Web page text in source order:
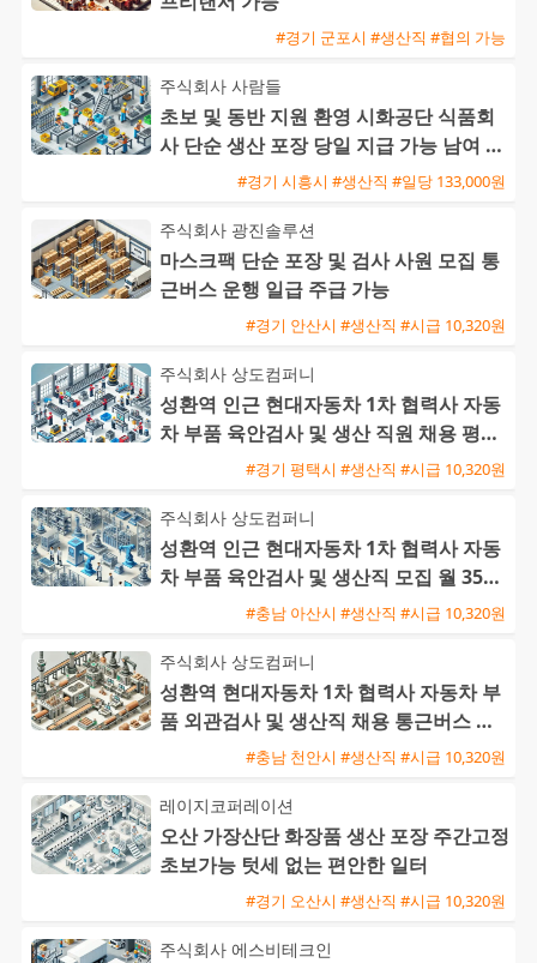
#경기 군포시 #생산직 #협의 가능
주식회사 사람들
초보 및 동반 지원 환영 시화공단 식품회
사 단순 생산 포장 당일 지급 가능 남여 사
#경기 시흥시 #생산직 #일당 133,000원
주식회사 광진솔루션
마스크팩 단순 포장 및 검사 사원 모집 통
근버스 운행 일급 주급 가능
#경기 안산시 #생산직 #시급 10,320원
주식회사 상도컴퍼니
성환역 인근 현대자동차 1차 협력사 자동
차 부품 육안검사 및 생산 직원 채용 평택
통근버스 운행#경기 평택시 #생산직 #시급 10,320원
주식회사 상도컴퍼니
성환역 인근 현대자동차 1차 협력사 자동
차 부품 육안검사 및 생산직 모집 월 350
만에서 400만원#충남 아산시 #생산직 #시급 10,320원
주식회사 상도컴퍼니
성환역 현대자동차 1차 협력사 자동차 부
품 외관검사 및 생산직 채용 통근버스 운
#충남 천안시 #생산직 #시급 10,320원
레이지코퍼레이션
오산 가장산단 화장품 생산 포장 주간고정
초보가능 텃세 없는 편안한 일터
#경기 오산시 #생산직 #시급 10,320원
주식회사 에스비테크인